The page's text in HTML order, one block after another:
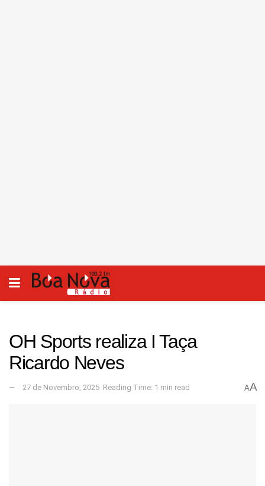
OH Sports realiza I Taça
Ricardo Neves
27 de Novembro, 2025 Reading Time: 1 min read AA